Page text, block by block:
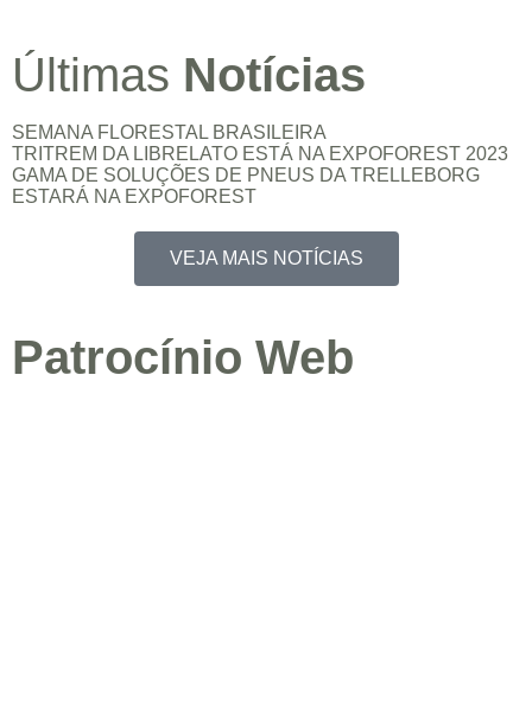
Últimas Notícias
SEMANA FLORESTAL BRASILEIRA
TRITREM DA LIBRELATO ESTÁ NA EXPOFOREST 2023
GAMA DE SOLUÇÕES DE PNEUS DA TRELLEBORG
ESTARÁ NA EXPOFOREST
VEJA MAIS NOTÍCIAS
Patrocínio Web